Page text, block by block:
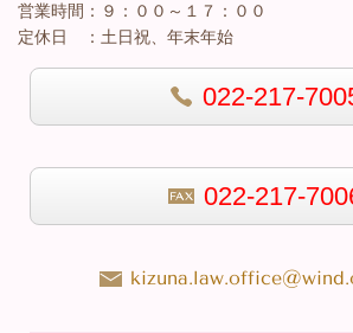
営業時間： ９：００～１７：００
定休日 ： 土日祝、年末年始
022-217-
022-217-